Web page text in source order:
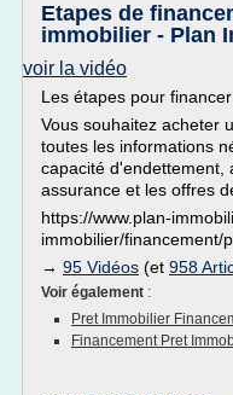
Etapes de
immobilier - Plan
voir la vidéo
Les étapes pour
Vous souhaitez acheter
toutes les informations
capacité d'endettement,
assurance et les offres
https://www.plan-
immobilier/financement/
→ 95 Vidéos (et 958
Voir également :
Pret Immobilier
Financement Pret